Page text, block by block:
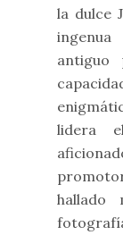
la dulce
antiguo
lidera
hallado